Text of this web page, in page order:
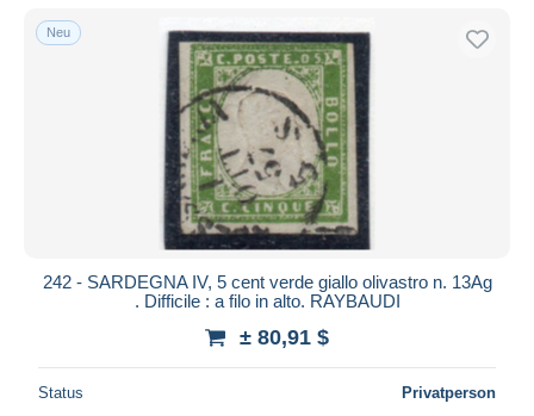
Neu
242 - SARDEGNA IV, 5 cent verde giallo olivastro n. 13Ag
. Difficile : a filo in alto. RAYBAUDI
± 80,91 $
Status Privatperson